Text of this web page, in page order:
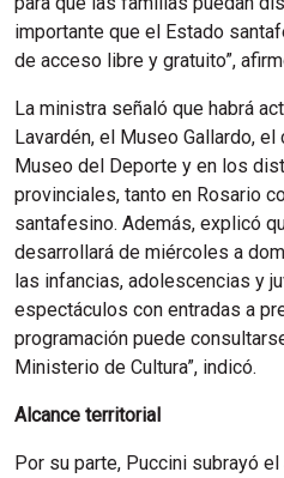
importante que el Estado
de acceso libre y gratuito”,
La ministra señaló que habrá
Lavardén, el Museo Gallardo, el
Museo del Deporte y en los
provinciales, tanto en Rosario
santafesino. Además, explicó
desarrollará de miércoles a
las infancias, adolescencias y
espectáculos con entradas a
programación puede
Ministerio de Cultura”, indicó.
Alcance territorial
Por su parte, Puccini subrayó